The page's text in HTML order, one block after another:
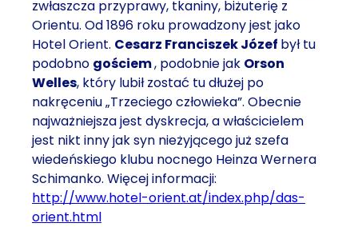
zwłaszcza przyprawy, tkaniny, biżuterię z
Orientu. Od 1896 roku prowadzony jest jako
Hotel Orient. Cesarz Franciszek Józef był tu
podobno gościem, podobnie jak Orson
Welles, który lubił zostać tu dłużej po
nakręceniu „Trzeciego człowieka”. Obecnie
najważniejsza jest dyskrecja, a właścicielem
jest nikt inny jak syn nieżyjącego już szefa
wiedeńskiego klubu nocnego Heinza Wernera
Schimanko. Więcej informacji:
http://www.hotel-orient.at/index.php/das-
orient.html